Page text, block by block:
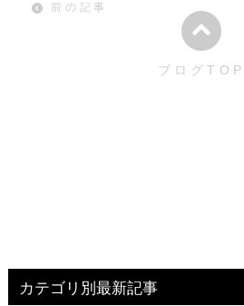
前の記事
ブログTOP
カテゴリ別最新記事